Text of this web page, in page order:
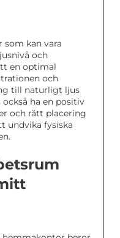
kan vara
och
en optimal
och
till naturligt ljus
ha en positiv
och rätt placering
undvika fysiska